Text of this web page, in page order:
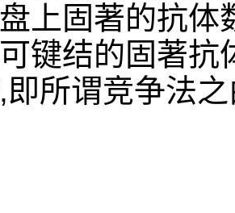
上固著的抗
键结的固著
所谓竞争法